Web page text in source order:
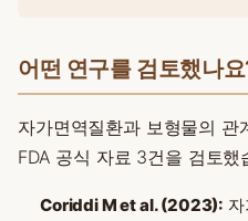
어떤 연구를 검토했나
자가면역질환과 보형물의
FDA 공식 자료 3건을 검토했
Coriddi M et al. (2023):